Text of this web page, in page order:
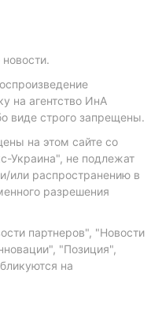
на агентство ИнА
виде строго запрещены.
на этом сайте со
Украина", не подлежат
или распространению в
разрешения
партнеров", "Новости
"Позиция",
на